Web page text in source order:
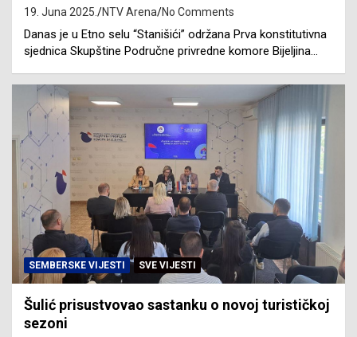
19. Juna 2025. NTV Arena No Comments
Danas je u Etno selu “Stanišići” održana Prva konstitutivna
sjednica Skupštine Područne privredne komore Bijeljina…
SEMBERSKE VIJESTI SVE VIJESTI
Šulić prisustvovao sastanku o novoj turističkoj
sezoni